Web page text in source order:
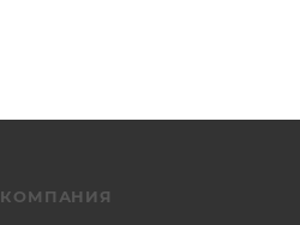
КОМПАНИЯ